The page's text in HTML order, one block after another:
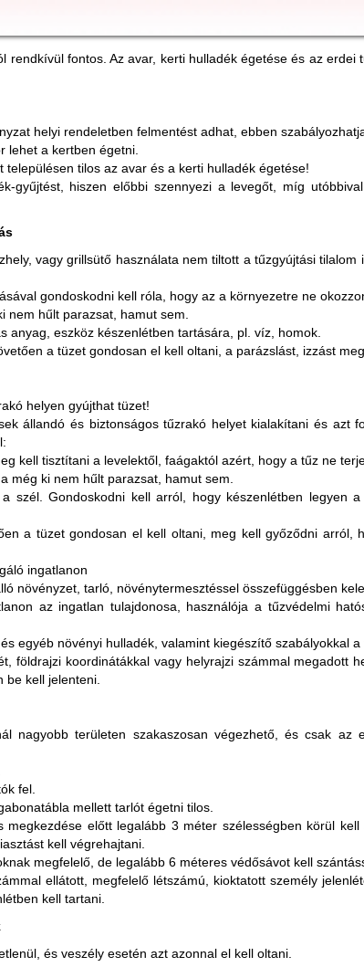
rendkívül fontos. Az avar, kerti hulladék égetése és az
helyi rendeletben felmentést adhat, ebben
lehet a kertben égetni.
tilos az avar és a kerti hulladék égetése!
gyűjtést, hiszen előbbi szennyezi a levegőt, míg
vagy grillsütő használata nem tiltott a tűzgyújtási
gondoskodni kell róla, hogy az a környezetre ne
nem hűlt parazsat, hamut sem.
anyag, eszköz készenlétben tartására, pl. víz, homok.
a tüzet gondosan el kell oltani, a parázslást, izzást
helyen gyújthat tüzet!
állandó és biztonságos tűzrakó helyet kialakítani és azt
kell tisztítani a levelektől, faágaktól azért, hogy a tűz ne
még ki nem hűlt parazsat, hamut sem.
szél. Gondoskodni kell arról, hogy készenlétben legyen
a tüzet gondosan el kell oltani, meg kell győződni arról,
ingatlanon
növényzet, tarló, növénytermesztéssel összefüggésben
az ingatlan tulajdonosa, használója a tűzvédelmi
egyéb növényi hulladék, valamint kiegészítő szabályokkal a
földrajzi koordinátákkal vagy helyrajzi számmal megadott
kell jelenteni.
nagyobb területen szakaszosan végezhető, és csak
fel.
mellett tarlót égetni tilos.
előtt legalább 3 méter szélességben körül
kell végrehajtani.
megfelelő, de legalább 6 méteres védősávot kell
ellátott, megfelelő létszámú, kioktatott személy
kell tartani.
és veszély esetén azt azonnal el kell oltani.